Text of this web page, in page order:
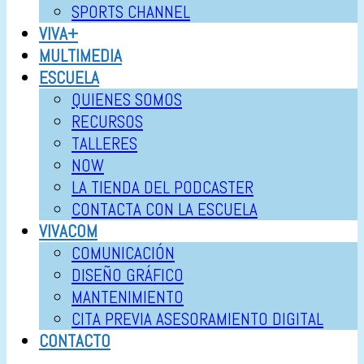
SPORTS CHANNEL
VIVA+
MULTIMEDIA
ESCUELA
QUIENES SOMOS
RECURSOS
TALLERES
NOW
LA TIENDA DEL PODCASTER
CONTACTA CON LA ESCUELA
VIVACOM
COMUNICACIÓN
DISEÑO GRÁFICO
MANTENIMIENTO
CITA PREVIA ASESORAMIENTO DIGITAL
CONTACTO